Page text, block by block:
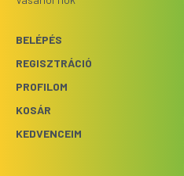
BELÉPÉS
REGISZTRÁCIÓ
PROFILOM
KOSÁR
KEDVENCEIM